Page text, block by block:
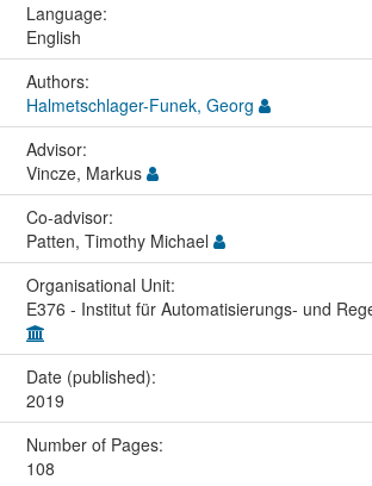
Language:
English
Authors:
Halmetschlager-Funek, Georg
Advisor:
Vincze, Markus
Co-advisor:
Patten, Timothy Michael
Organisational Unit:
E376 - Institut für Automatisierungs- und
Date (published):
2019
Number of Pages:
108